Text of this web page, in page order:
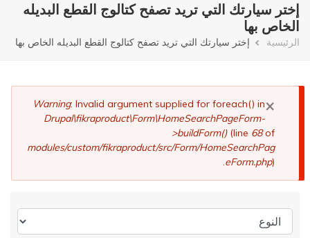
إختر سيارتك التي تريد تصفح كتالوج القطع البديله
الخاص بها
مسار
الرئيسية إختر سيارتك التي تريد تصفح كتالوج القطع البديله الخاص بها
×
رسالة
الخطأ
Warning: Invalid argument supplied for foreach() in
Drupal\fikraproduct\Form\HomeSearchPageForm-
>buildForm()(line 68of
modules/custom/fikraproduct/src/Form/HomeSearchPag
eForm.php).
النوع